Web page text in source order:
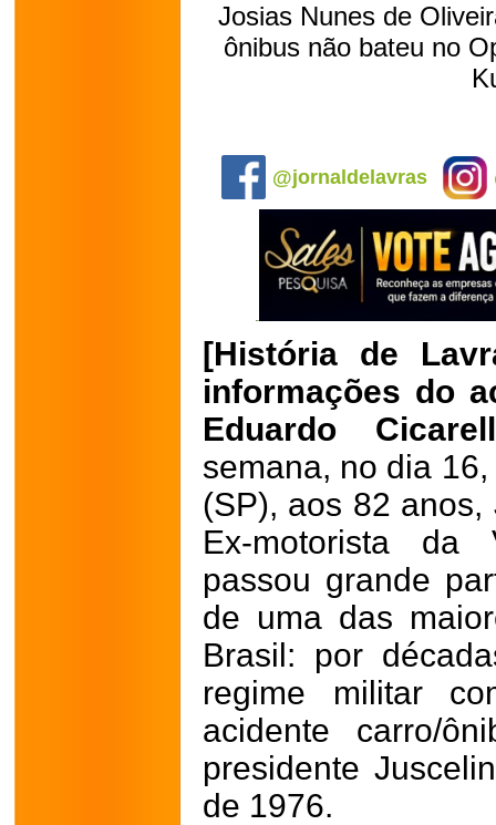
Josias Nunes de
ônibus não bateu no
@jornaldelavras
[História de
informações do
Eduardo
semana, no dia
(SP), aos 82
Ex-motorista da
passou grande
de uma das
Brasil: por
regime militar
acidente carro/
presidente
de 1976.